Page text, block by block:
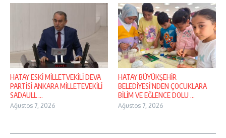
HATAY ESKİ MİLLETVEKİLİ DEVA
PARTİSİ ANKARA MİLLETEVEKİLİ
SADAULL ...
Ağustos 7, 2026
HATAY BÜYÜKŞEHİR
BELEDİYESİ’NDEN ÇOCUKLARA
BİLİM VE EĞLENCE DOLU ...
Ağustos 7, 2026